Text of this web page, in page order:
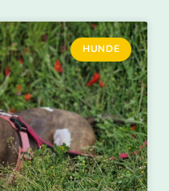
HUNDE